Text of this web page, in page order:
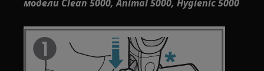
модели Clean 5000, Animal 5000, Hygienic 5000